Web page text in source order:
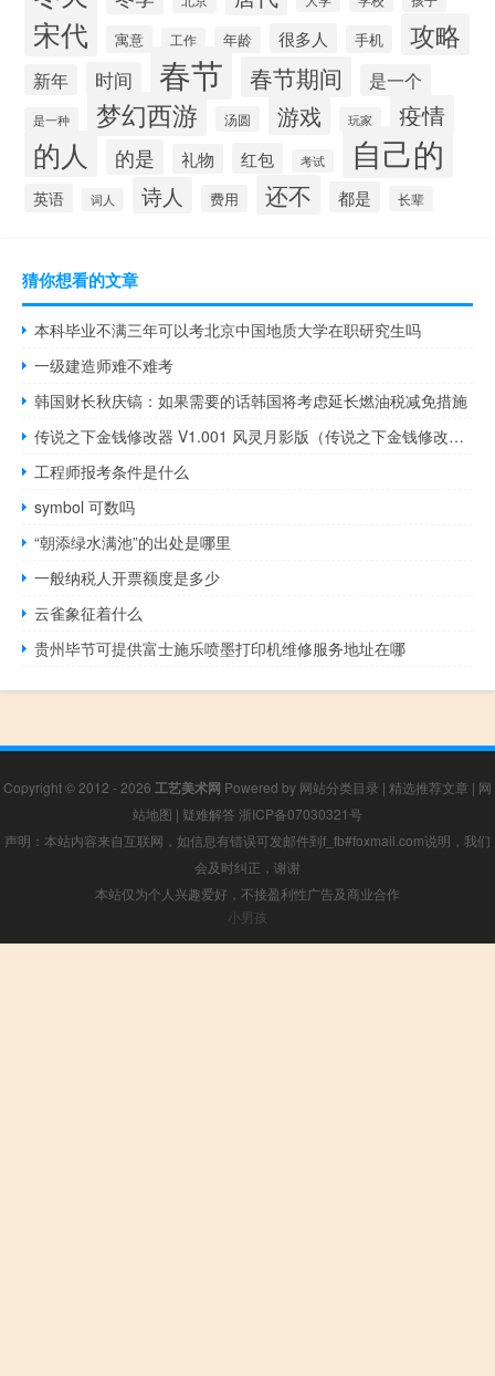
宋代 寓意 工作 年龄 很多人 手机 攻略
新年 时间 春节 春节期间 是一个
是一种 梦幻西游 汤圆 游戏 玩家 疫情
的人 的是 礼物 红包 考试 自己的
英语 词人 诗人 费用 还不 都是 长辈
猜你想看的文章
本科毕业不满三年可以考北京中国地质大学在职研究生吗
一级建造师难不难考
韩国财长秋庆镐：如果需要的话韩国将考虑延长燃油税减免措施
传说之下金钱修改器 V1.001 风灵月影版（传说之下金钱修改器 V1.001 风灵月影版功能简介）
工程师报考条件是什么
symbol 可数吗
“朝添绿水满池”的出处是哪里
一般纳税人开票额度是多少
云雀象征着什么
贵州毕节可提供富士施乐喷墨打印机维修服务地址在哪
Copyright © 2012 - 2026 工艺美术网 Powered by 网站分类目录 | 精选推荐文章 | 网
站地图 | 疑难解答 浙ICP备07030321号
声明：本站内容来自互联网，如信息有错误可发邮件到f_fb#foxmail.com说明，我们
会及时纠正，谢谢
本站仅为个人兴趣爱好，不接盈利性广告及商业合作
小男孩